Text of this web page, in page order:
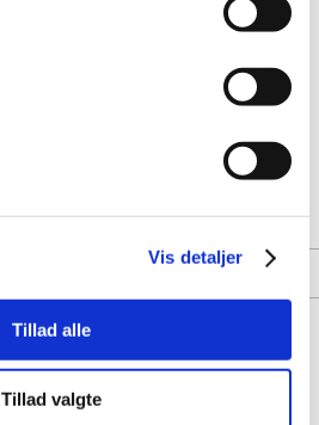
Vis detaljer
Tillad alle
Tillad valgte